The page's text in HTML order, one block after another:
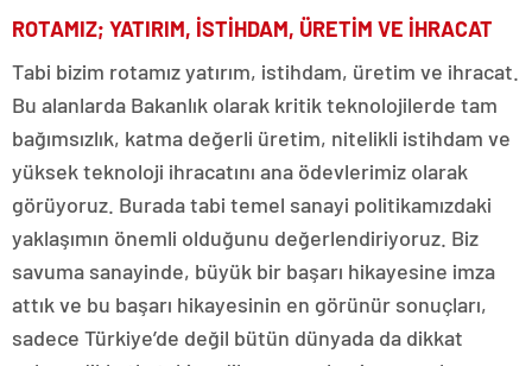
ROTAMIZ; YATIRIM, İSTİHDAM, ÜRETİM VE İHRACAT
Tabi bizim rotamız yatırım, istihdam, üretim ve ihracat.
Bu alanlarda Bakanlık olarak kritik teknolojilerde tam
bağımsızlık, katma değerli üretim, nitelikli istihdam ve
yüksek teknoloji ihracatını ana ödevlerimiz olarak
görüyoruz. Burada tabi temel sanayi politikamızdaki
yaklaşımın önemli olduğunu değerlendiriyoruz. Biz
savuma sanayinde, büyük bir başarı hikayesine imza
attık ve bu başarı hikayesinin en görünür sonuçları,
sadece Türkiye’de değil bütün dünyada da dikkat